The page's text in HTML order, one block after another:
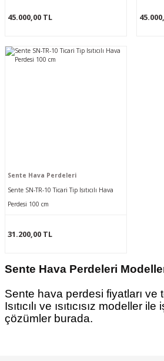
45.000,00 TL
Sente Hava Perdeleri
Sente SN-TR-10 Ticari Tip Isıtıcılı Hava
Perdesi 100 cm
31.200,00 TL
Sente Hava Perdeleri
Sente hava perdesi fiyatları ve
Isıtıcılı ve ısıtıcısız modeller
çözümler burada.